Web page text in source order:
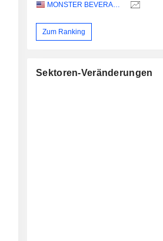
MONSTER BEVERAGE CORPORATION
Zum Ranking
Sektoren-Veränderungen